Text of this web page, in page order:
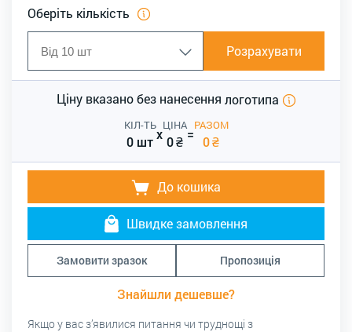
Оберіть кількість
Розрахувати
Ціну вказано без нанесення логотипа
КІЛ-ТЬ
0 штx
ЦІНА
0₴ =
РАЗОМ
0₴
До кошика
Швидке замовлення
Замовити зразок Пропозиція
Знайшли дешевше?
Якщо у вас з’явилися питання чи труднощі з